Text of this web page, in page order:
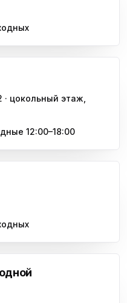
цокольный этаж,
12:00–18:00